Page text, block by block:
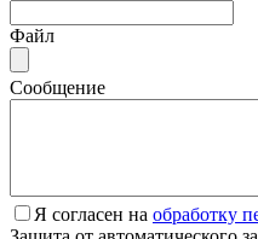
Файл
Сообщение
Я согласен на обработку